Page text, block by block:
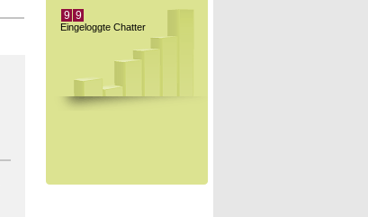
9 9
Eingeloggte Chatter